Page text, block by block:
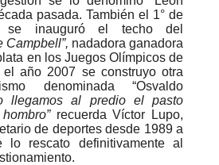
pasada. También el 1° de
inauguró el techo del
Campbell”, nadadora ganadora
en los Juegos Olímpicos de
año 2007 se construyo otra
denominada “Osvaldo
llegamos al predio el pasto
recuerda Víctor Lupo,
de deportes desde 1989 a
lo rescato definitivamente al